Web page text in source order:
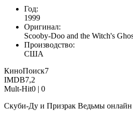
Год:
1999
Оригинал:
Scooby-Doo and the Witch's
Производство:
США
КиноПоиск7
IMDB7,2
Mult-Hit0 | 0
Скуби-Ду и Призрак Ведьмы онлайн